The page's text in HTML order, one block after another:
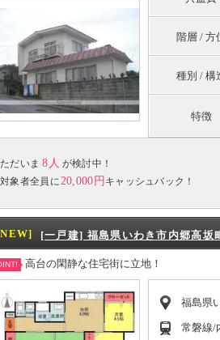
階層 / 方
種別 / 構
特徴
ただいま 8人 が検討中！
対象者全員に 20,000円 キャッシュバック！
[一戸建] 福島県いわき市内郷高坂
高台の閑静な住宅街に立地！
福島県
常磐線/